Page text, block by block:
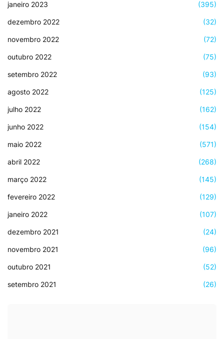
janeiro 2023 (395)
dezembro 2022 (32)
novembro 2022 (72)
outubro 2022 (75)
setembro 2022 (93)
agosto 2022 (125)
julho 2022 (162)
junho 2022 (154)
maio 2022 (571)
abril 2022 (268)
março 2022 (145)
fevereiro 2022 (129)
janeiro 2022 (107)
dezembro 2021 (24)
novembro 2021 (96)
outubro 2021 (52)
setembro 2021 (26)